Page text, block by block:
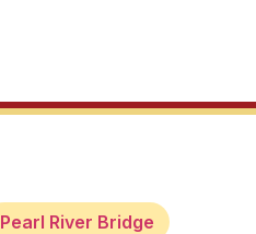
Pearl River Bridge